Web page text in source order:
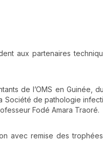
aux partenaires
de l’OMS en Guinée,
Société de pathologie
Fodé Amara Traoré.
avec remise des